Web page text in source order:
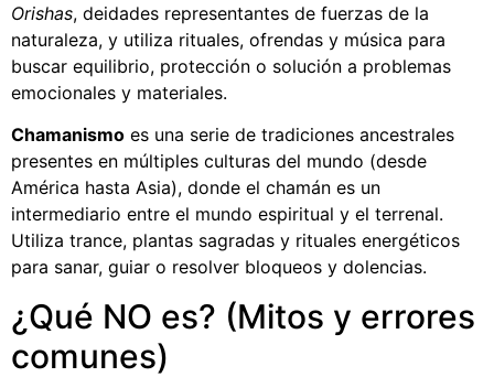
Orishas, deidades representantes de fuerzas de la
naturaleza, y utiliza rituales, ofrendas y música para
buscar equilibrio, protección o solución a problemas
emocionales y materiales.
Chamanismo es una serie de tradiciones ancestrales
presentes en múltiples culturas del mundo (desde
América hasta Asia), donde el chamán es un
intermediario entre el mundo espiritual y el terrenal.
Utiliza trance, plantas sagradas y rituales energéticos
para sanar, guiar o resolver bloqueos y dolencias.
¿Qué NO es? (Mitos y errores
comunes)